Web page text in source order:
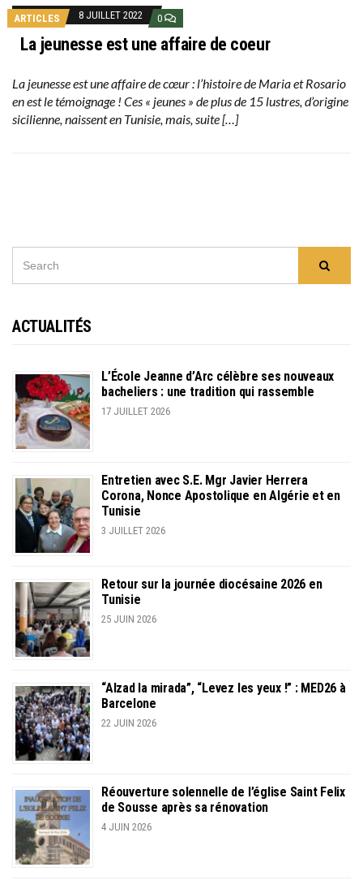
ARTICLES 8 JUILLET 2022 0
La jeunesse est une affaire de coeur
La jeunesse est une affaire de cœur : l’histoire de Maria et Rosario
en est le témoignage ! Ces « jeunes » de plus de 15 lustres, d’origine
sicilienne, naissent en Tunisie, mais, suite […]
ACTUALITÉS
L’École Jeanne d’Arc célèbre ses nouveaux
bacheliers : une tradition qui rassemble
17 JUILLET 2026
Entretien avec S.E. Mgr Javier Herrera
Corona, Nonce Apostolique en Algérie et en
Tunisie
3 JUILLET 2026
Retour sur la journée diocésaine 2026 en
Tunisie
25 JUIN 2026
“Alzad la mirada”, “Levez les yeux !” : MED26 à
Barcelone
22 JUIN 2026
Réouverture solennelle de l’église Saint Felix
de Sousse après sa rénovation
4 JUIN 2026